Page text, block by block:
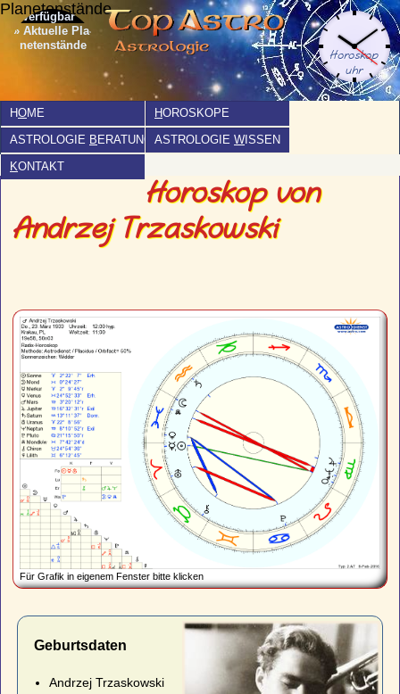
Planetenstände
» Aktuelle Pla­
netenstände
HOME HOROSKOPE
ASTROLOGIE B ERATUNG ASTROLOGIE W ISSEN
KONTAKT
Horoskop von
Andrzej Trzaskowski
Für Grafik in eigenem Fenster bitte klicken
Geburtsdaten
Andrzej Trzaskowski